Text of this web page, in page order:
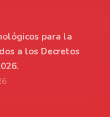
para la
a los Decretos